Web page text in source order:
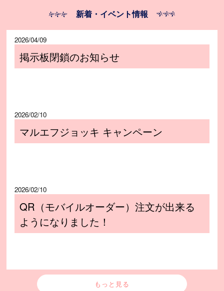
新着・イベント情報
2026/04/09
掲示板閉鎖のお知らせ
2026/02/10
マルエフジョッキ キャンペーン
2026/02/10
QR（モバイルオーダー）注文が出来る
ようになりました！
もっと見る